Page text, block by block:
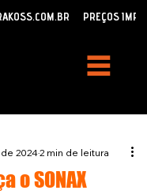
o SONAX
20242 min de leitura